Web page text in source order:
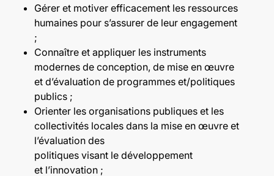
Gérer et motiver efficacement les ressources
humaines pour s’assurer de leur engagement
;
Connaître et appliquer les instruments
modernes de conception, de mise en œuvre
et d’évaluation de programmes et/politiques
publics ;
Orienter les organisations publiques et les
collectivités locales dans la mise en œuvre et
l’évaluation des
politiques visant le développement
et l’innovation ;